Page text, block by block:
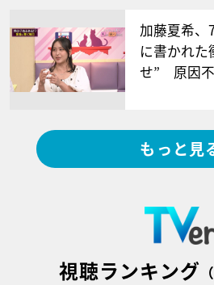
加藤夏希、
に書かれた
せ” 原因
もっと見
視聴ランキング